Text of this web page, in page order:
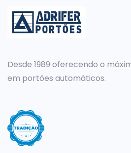
Desde 1989 oferecendo o
em portões automáticos.